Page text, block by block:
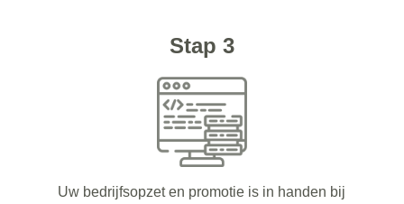
Stap 3
Uw bedrijfsopzet en promotie is in handen bij